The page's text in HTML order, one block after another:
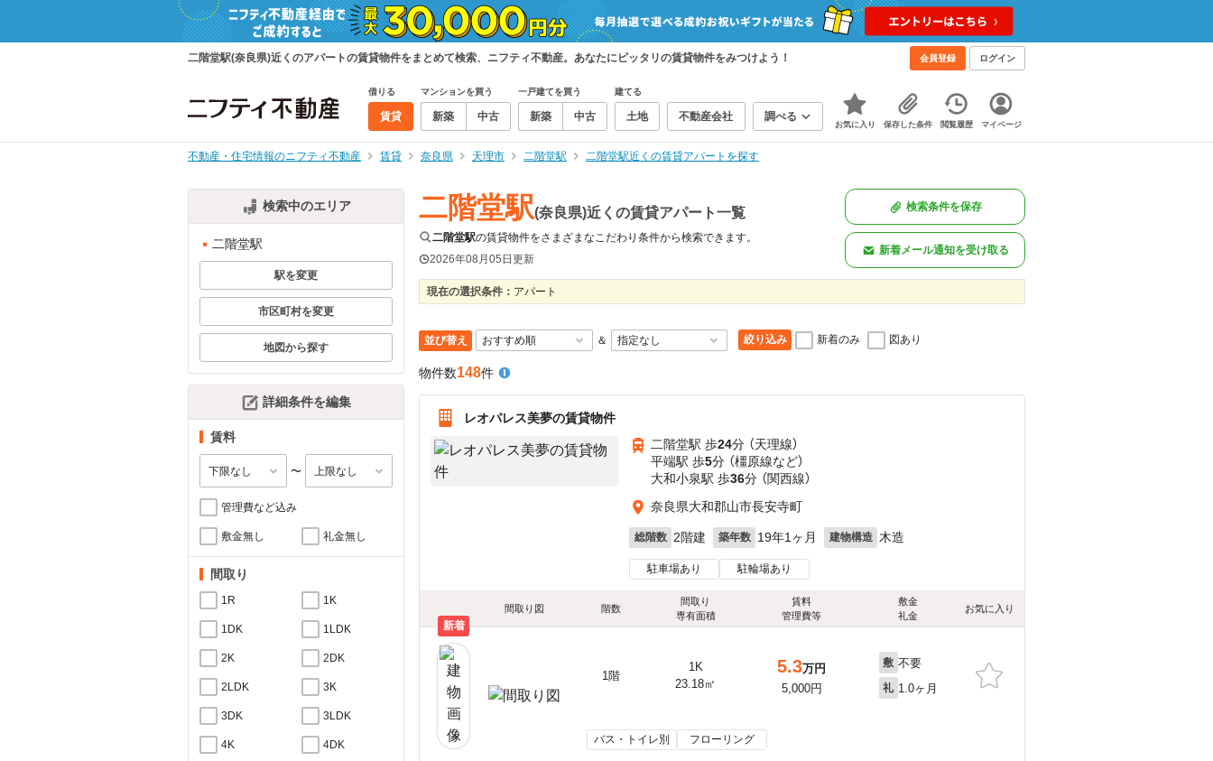
二階堂駅(奈良県)近くのアパートの賃貸物件をまとめて検索、ニフティ不動産。あなたにピッタリの賃貸物件をみつけよう！ 会員登録 ログイン
借りる
賃貸
マンションを買う
新築 中古
一戸建てを買う
新築 中古
建てる
土地 不動産会社 調べる
お気に入り 保存した条件 閲覧履歴 マイページ
不動産・住宅情報のニフティ不動産 賃貸 奈良県 天理市 二階堂駅 二階堂駅近くの賃貸アパートを探す
検索中のエリア
二階堂駅
駅を変更
市区町村を変更
地図から探す
詳細条件を編集
賃料
〜
管理費など込み
敷金無し 礼金無し
間取り
1R 1K
1DK 1LDK
2K 2DK
2LDK 3K
3DK 3LDK
4K 4DK
二階堂駅(奈良県)近くの賃貸アパート一覧
二階堂駅の賃貸物件をさまざまなこだわり条件から検索できます。
2026年08月05日更新
検索条件を保存
新着メール通知を受け取る
現在の選択条件： アパート
並び替え ＆ 絞り込み 新着のみ 図あり
物件数148件
レオパレス美夢の賃貸物件
二階堂駅 歩24分 （天理線）
平端駅 歩5分 （橿原線など）
大和小泉駅 歩36分 （関西線）
奈良県大和郡山市長安寺町
総階数 2階建 築年数 19年1ヶ月 建物構造 木造
駐車場あり 駐輪場あり
間取り図 階数
間取り
専有面積
賃料
管理費等
敷金
礼金
お気に入り
新着
1階
1K
23.18㎡
5.3万円
5,000円
敷 不要
礼 1.0ヶ月
バス・トイレ別 フローリング